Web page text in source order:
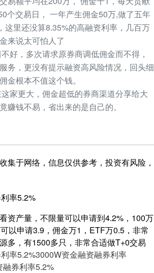
个交易日， 一年产生佣金50万,做了五年
这里还没算8.35%的高融资利率，几百万
来说太可怕人了
好，多次请求原券商调低佣金而不得，
务，更没有提示融资高风险情况，回头细
金根本不值这个钱。
家更大，佣金超低的券商渠道分享给大
赚钱不易，省出来的是自己的。
集于网络，信息仅供参考，投资有风险，
率5.2%
资产量，不限量可以申请到4.2%，100万
以申请3.9，佣金万1，ETF万0.5，非常
多，有1500多只，非常合适做T+0交易
率5.2%3000W资金融资融券利率
券利率5.2%